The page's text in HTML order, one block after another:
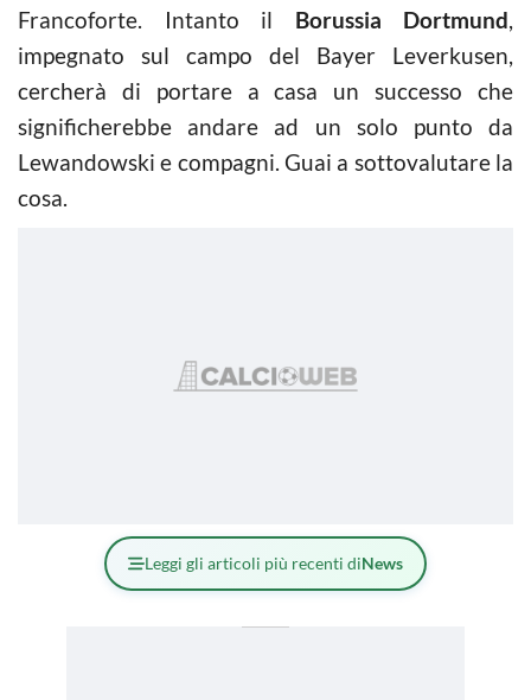
Francoforte. Intanto il Borussia Dortmund,
impegnato sul campo del Bayer Leverkusen,
cercherà di portare a casa un successo che
significherebbe andare ad un solo punto da
Lewandowski e compagni. Guai a sottovalutare la
cosa.
Leggi gli articoli più recenti diNews